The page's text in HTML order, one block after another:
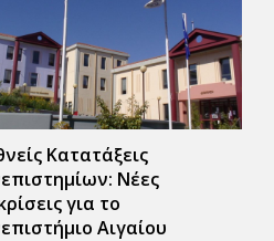
Κατατάξεις
Νέες
για το
Αιγαίου